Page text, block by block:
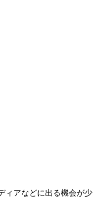
ィアなどに出る機会が